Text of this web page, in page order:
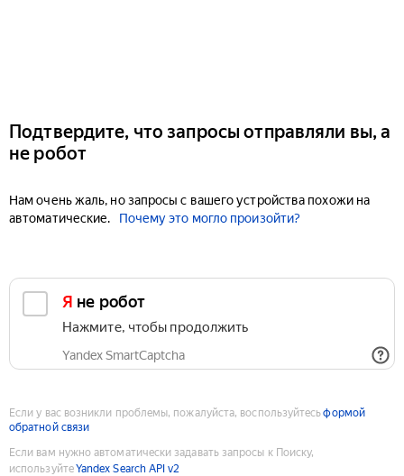
Подтвердите, что запросы отправляли вы, а
не робот
Нам очень жаль, но запросы с вашего устройства похожи на
автоматические.
Почему это могло произойти?
Я не робот
Нажмите, чтобы продолжить
Yandex SmartCaptcha
Если у вас возникли проблемы, пожалуйста, воспользуйтесьформой
обратной связи
Если вам нужно автоматически задавать запросы к Поиску,
используйтеYandex Search API v2